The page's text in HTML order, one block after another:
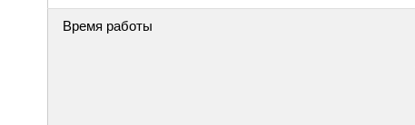
Время работы